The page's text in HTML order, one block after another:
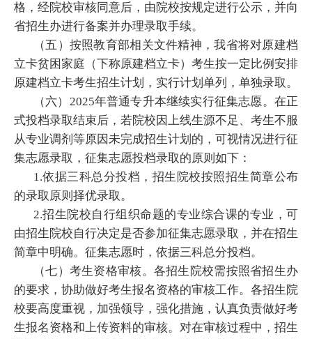
格，经院校审核同意后，由院校按规定进行公示，并向
省招生办进行备案并办理录取手续。
（五）按照教育部相关文件精神，我省将对原建档
立卡贫困家庭（下称原建档立卡）考生按一定比例安排
原建档立卡考生招生计划，实行计划单列，单独录取。
（六）2025年普通专升本继续实行征集志愿。在正
式投档录取结束后，若院校因上线生源不足、考生不服
从专业调剂等原因未完成招生计划的，可视情况进行征
集志愿录取，征集志愿投档录取的原则如下：
1.依据三科总分投档，招生院校按照招生简章公布
的录取原则择优录取。
2.招生院校自行组织命题的专业综合课的专业，可
由招生院校自行决定是否参加征集志愿录取，并在招生
简章中明确。征集志愿时，依据三科总分投档。
（七）考生资格审核。各招生院校需按照省招生办
的要求，协助做好考生报名资格的审核工作。各招生院
校要高度重视，加强领导，强化措施，认真负责做好考
生报名资格和上传资料的审核。对在审核过程中，招生